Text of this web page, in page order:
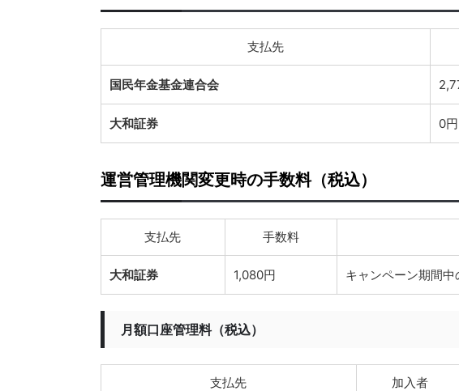
支払先
国民年金基金連合会
大和証券 0円
運営管理機関変更時の手数料（税込）
支払先 手数料
大和証券 1,080円 キャンペーン期間
月額口座管理料（税込）
支払先 加入者